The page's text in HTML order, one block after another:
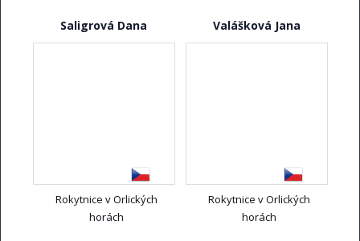
Saligrová Dana
Rokytnice v Orlických
horách
Valášková Jana
Rokytnice v Orlických
horách